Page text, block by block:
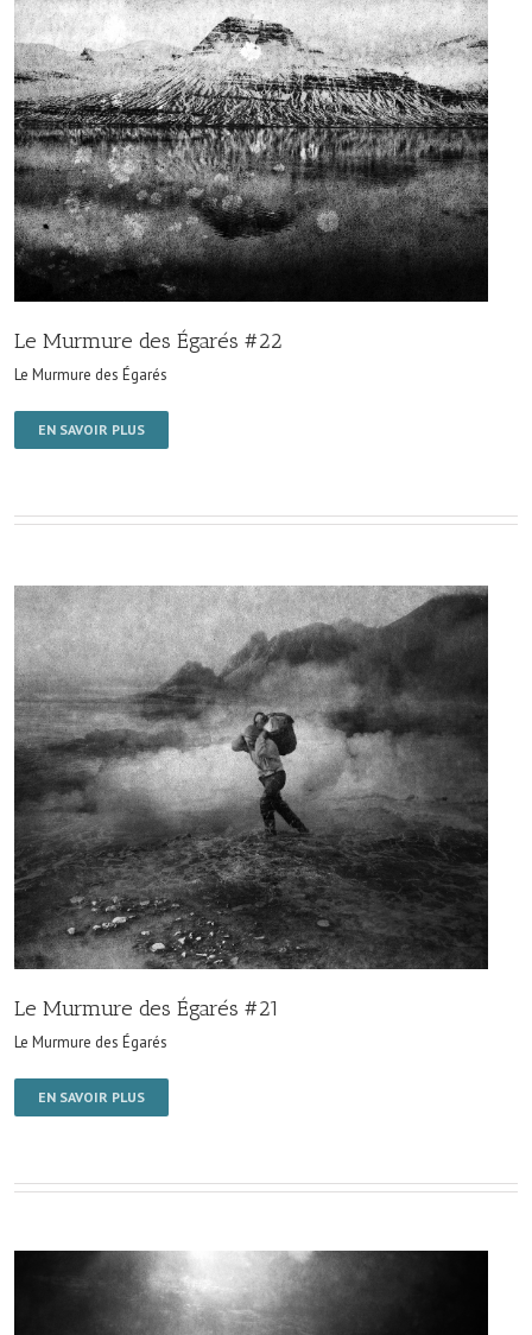
Le Murmure des Égarés #22
Le Murmure des Égarés
EN SAVOIR PLUS
Le Murmure des Égarés #21
Le Murmure des Égarés
EN SAVOIR PLUS